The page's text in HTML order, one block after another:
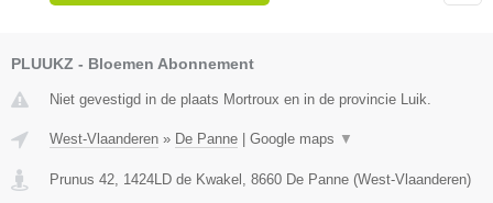
PLUUKZ - Bloemen Abonnement
Niet gevestigd in de plaats Mortroux en in de provincie Luik.
West-Vlaanderen » De Panne Google maps ▼
Prunus 42, 1424LD de Kwakel , 8660 De Panne (West-Vlaanderen)